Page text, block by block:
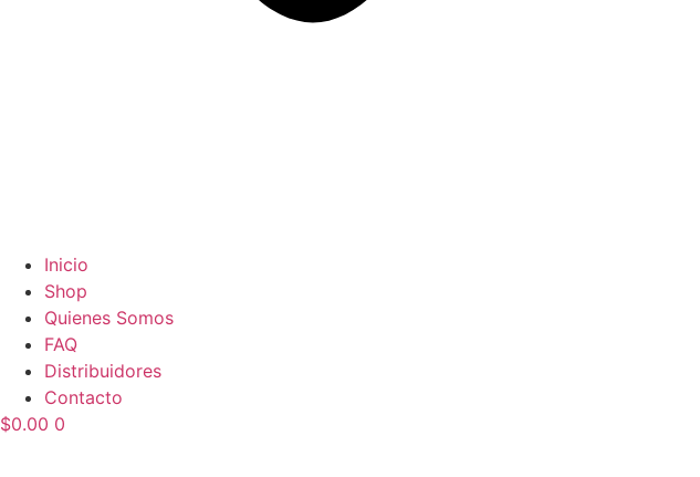
Inicio
Shop
Quienes Somos
FAQ
Distribuidores
Contacto
$0.00 0